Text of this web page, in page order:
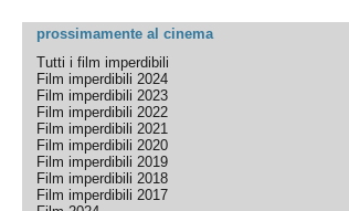
prossimamente al cinema
Tutti i film imperdibili
Film imperdibili 2024
Film imperdibili 2023
Film imperdibili 2022
Film imperdibili 2021
Film imperdibili 2020
Film imperdibili 2019
Film imperdibili 2018
Film imperdibili 2017